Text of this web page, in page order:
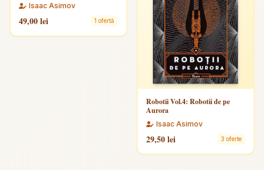
Isaac Asimov
49,00 lei 1 ofertă
Robotii Vol.4: Robotii de pe
Aurora
Isaac Asimov
29,50 lei 3 oferte